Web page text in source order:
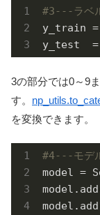
#3---ラベ
y_train
y_test
3の部分では0～9
す。
を変換できます。
#4---モデ
model =